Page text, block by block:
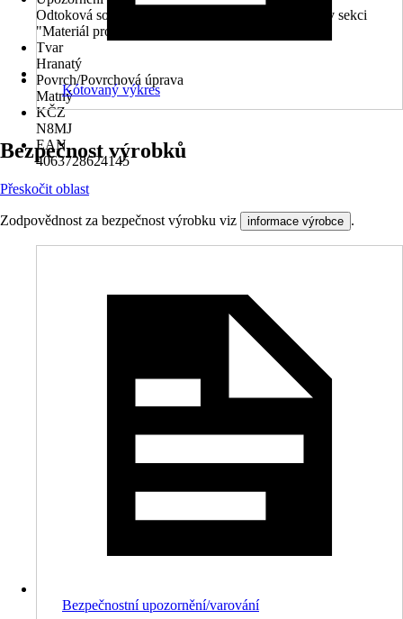
Odtoková souprava není součástí balení. Najdete ji v sekci
"Materiál pro Váš projekt".
Tvar
Hranatý
Povrch/Povrchová úprava
Matný
KČZ
N8MJ
EAN
4063728624145
Kótovaný výkres
Bezpečnost výrobků
Přeskočit oblast
Zodpovědnost za bezpečnost výrobku viz informace výrobce .
Bezpečnostní upozornění/varování